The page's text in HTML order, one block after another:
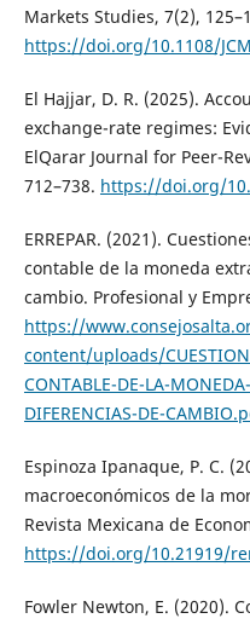
Markets Studies, 7(2),
https://doi.org/10.1108/
El Hajjar, D. R. (2025).
exchange-rate regimes:
ElQarar Journal for Peer-
712–738. https://doi.org/
ERREPAR. (2021).
contable de la moneda
cambio. Profesional y
https://
content/uploads/
CONTABLE-DE-LA-
DIFERENCIAS-DE-
Espinoza Ipanaque, P. C.
macroeconómicos de la
Revista Mexicana de
https://doi.org/10.21919/
Fowler Newton, E. (2020).